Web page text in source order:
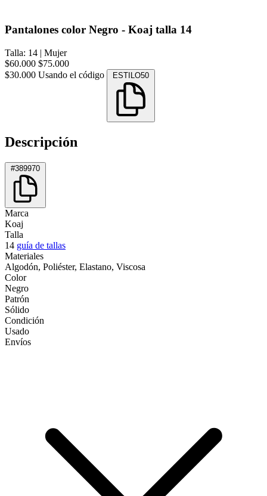
Pantalones color Negro - Koaj talla 14
Talla: 14 | Mujer
$60.000 $75.000
$30.000 Usando el código ESTILO50
Descripción
#389970
Marca
Koaj
Talla
14 guía de tallas
Materiales
Algodón, Poliéster, Elastano, Viscosa
Color
Negro
Patrón
Sólido
Condición
Usado
Envíos